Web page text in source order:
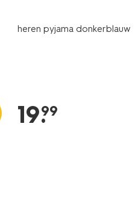
heren pyjama donkerblauw
19.
99